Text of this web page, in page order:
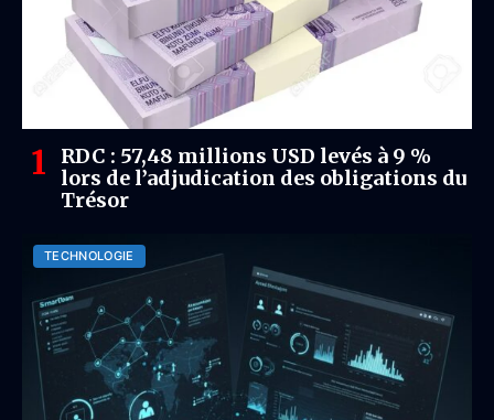
RDC : 57,48 millions USD levés à 9 %
lors de l’adjudication des obligations du
Trésor
TECHNOLOGIE